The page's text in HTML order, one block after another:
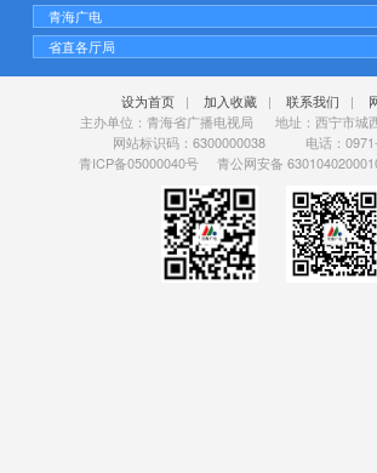
青海广电
省直各厅局
设为首页 | 加入收藏 | 联系我们 |
主办单位：青海省广播电视局 地址：西宁市城
网站标识码：6300000038 电话：0971-
青ICP备05000040号
青公网安备